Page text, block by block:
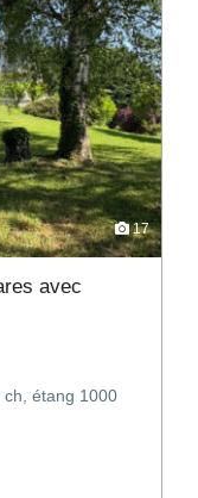
17
avec
ch, étang 1000